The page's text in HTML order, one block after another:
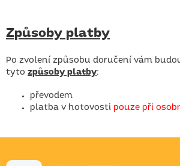
Způsoby platby
Po zvolení způsobu doručení vám
tyto způsoby platby:
převodem
platba v hotovosti pouze při